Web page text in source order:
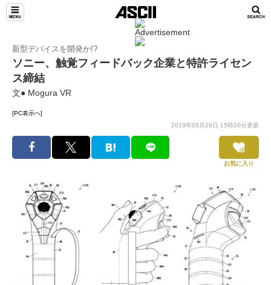
新型デバイスを開発か!?
ソニー、触覚フィードバック企業と特許ライセン
ス締結
文● Mogura VR
[PC表示へ]
2019年05月28日 15時20分更新
お気に入り